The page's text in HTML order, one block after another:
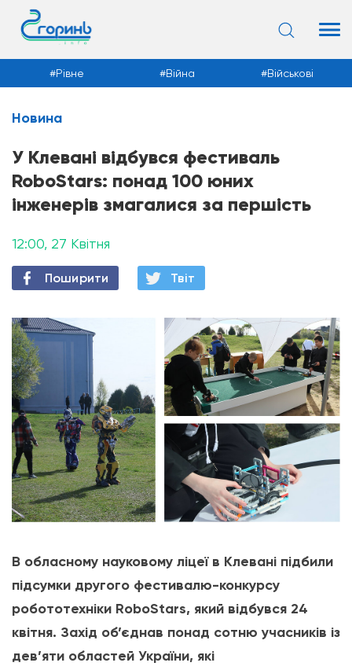
Новини
Рівне Війна Військові
Новина
У Клевані відбувся фестиваль
RoboStars: понад 100 юних
інженерів змагалися за першість
12:00, 27 Квітня
Поширити Твiт
В обласному науковому ліцеї в Клевані підбили
підсумки другого фестивалю-конкурсу
робототехніки RoboStars, який відбувся 24
квітня. Захід об’єднав понад сотню учасників із
дев’яти областей України, які